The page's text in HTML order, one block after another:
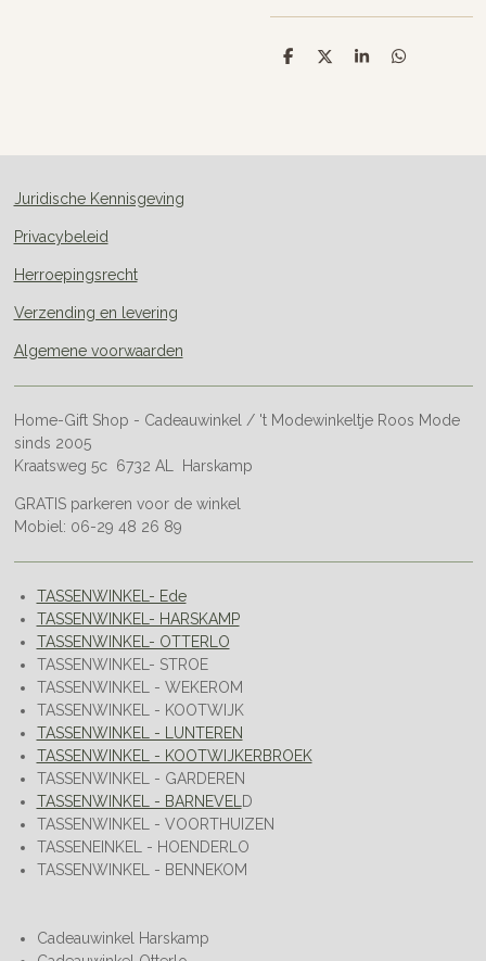
D
D
S
D
Juridische Kennisgeving
Privacybeleid
Herroepingsrecht
Verzending en levering
Algemene voorwaarden
Home-Gift Shop - Cadeauwinkel / 't Modewinkeltje Roos Mode
sinds 2005
Kraatsweg 5c 6732 AL Harskamp
GRATIS parkeren voor de winkel
Mobiel: 06-29 48 26 89
TASSENWINKEL- Ede
TASSENWINKEL- HARSKAMP
TASSENWINKEL- OTTERLO
TASSENWINKEL- STROE
TASSENWINKEL - WEKEROM
TASSENWINKEL - KOOTWIJK
TASSENWINKEL - LUNTEREN
TASSENWINKEL - KOOTWIJKERBROEK
TASSENWINKEL - GARDEREN
TASSENWINKEL - BARNEVELD
TASSENWINKEL - VOORTHUIZEN
TASSENEINKEL - HOENDERLO
TASSENWINKEL - BENNEKOM
Cadeauwinkel Harskamp